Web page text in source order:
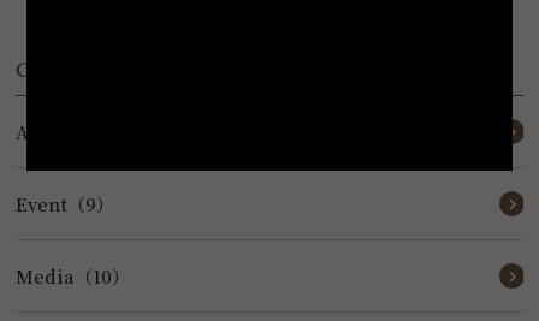
Category
Activity（7）
Event（9）
Media（10）